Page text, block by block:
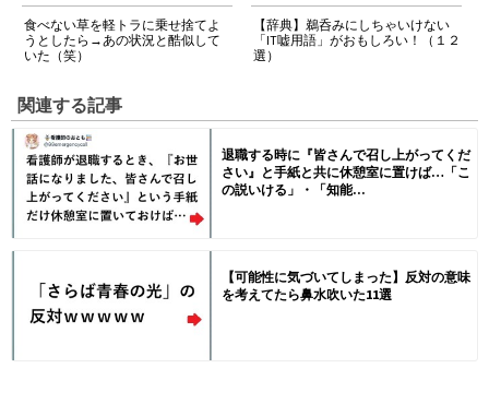
食べない草を軽トラに乗せ捨てよ
うとしたら→あの状況と酷似して
いた（笑）
【辞典】鵜呑みにしちゃいけない
「IT嘘用語」がおもしろい！（１２
選）
関連する記事
退職する時に『皆さんで召し上がってくだ
さい』と手紙と共に休憩室に置けば…「こ
の説いける」・「知能...
【可能性に気づいてしまった】反対の意味
を考えてたら鼻水吹いた11選